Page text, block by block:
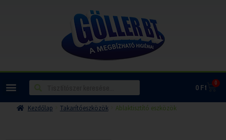
0Ft 0
Kezdőlap Takarítóeszközök Ablaktisztító eszközök